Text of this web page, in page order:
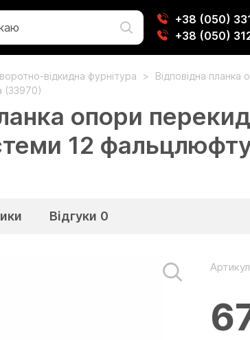
+38 (050)
+38 (050)
відкидна фурнітура
Відповідна
(33970)
опори
12
Відгуки 0